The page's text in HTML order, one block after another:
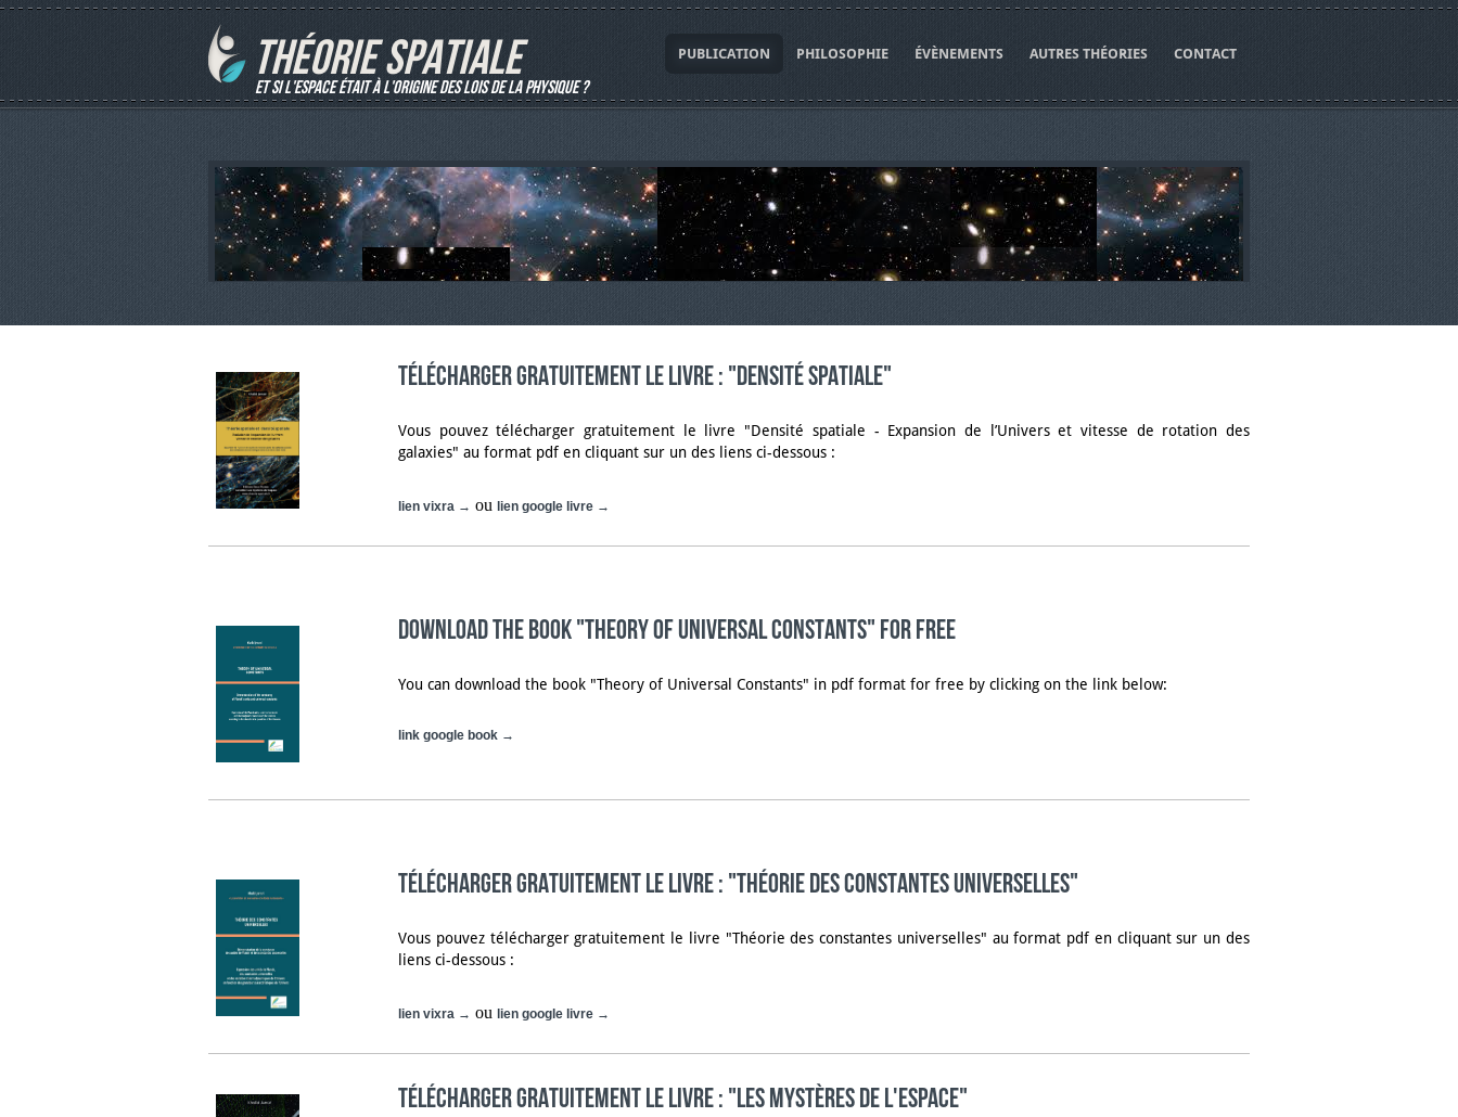
THÉORIE SPATIALE
Et si l'espace était à l'origine des lois de la physique ?
PUBLICATION PHILOSOPHIE ÉVÈNEMENTS AUTRES THÉORIES CONTACT
Télécharger gratuitement le livre : "Densité spatiale"
Vous pouvez télécharger gratuitement le livre "Densité spatiale - Expansion de l’Univers et vitesse de rotation des
galaxies" au format pdf en cliquant sur un des liens ci-dessous :
lien vixra → ou lien google livre →
Download the book "Theory of universal constants" for free
You can download the book "Theory of Universal Constants" in pdf format for free by clicking on the link below:
link google book →
Télécharger gratuitement le livre : "Théorie des constantes universelles"
Vous pouvez télécharger gratuitement le livre "Théorie des constantes universelles" au format pdf en cliquant sur un des
liens ci-dessous :
lien vixra → ou lien google livre →
Télécharger gratuitement le livre : "Les mystères de l'espace"